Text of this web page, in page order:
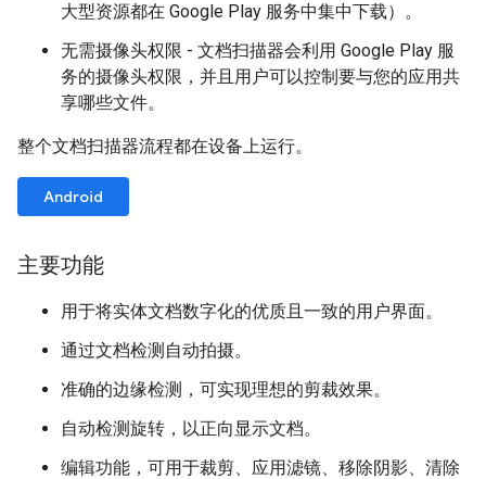
大型资源都在 Google Play 服务中集中下载）。
无需摄像头权限 - 文档扫描器会利用 Google Play 服
务的摄像头权限，并且用户可以控制要与您的应用共
享哪些文件。
整个文档扫描器流程都在设备上运行。
Android
主要功能
用于将实体文档数字化的优质且一致的用户界面。
通过文档检测自动拍摄。
准确的边缘检测，可实现理想的剪裁效果。
自动检测旋转，以正向显示文档。
编辑功能，可用于裁剪、应用滤镜、移除阴影、清除